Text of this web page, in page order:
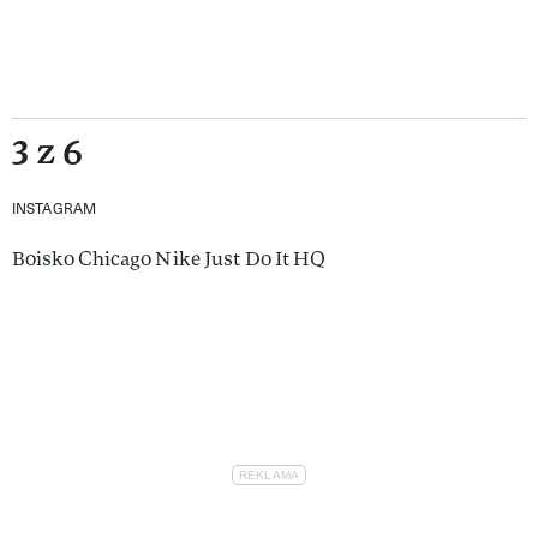
3 z 6
INSTAGRAM
Boisko Chicago Nike Just Do It HQ